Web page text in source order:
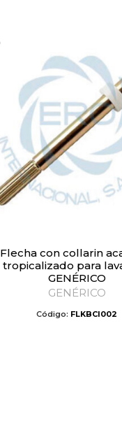
Flecha con collarin acabado
tropicalizado para
GENÉRICO
GENÉRICO
Código: FLKBCI002